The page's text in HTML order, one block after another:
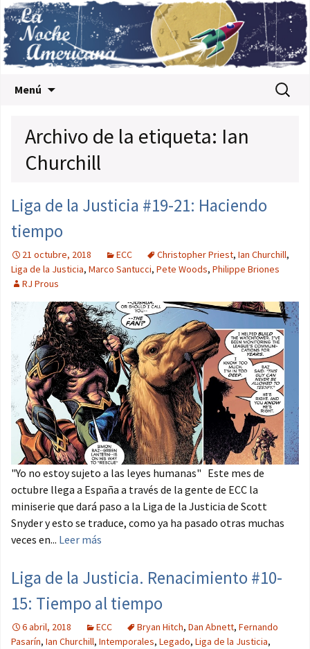
Menú Buscar:
Archivo de la etiqueta: Ian
Churchill
Liga de la Justicia #19-21: Haciendo
tiempo
21 octubre, 2018 ECC Christopher Priest, Ian Churchill,
Liga de la Justicia, Marco Santucci, Pete Woods, Philippe Briones
RJ Prous
"Yo no estoy sujeto a las leyes humanas" Este mes de
octubre llega a España a través de la gente de ECC la
miniserie que dará paso a la Liga de la Justicia de Scott
Snyder y esto se traduce, como ya ha pasado otras muchas
veces en... Leer más
Liga de la Justicia. Renacimiento #10-
15: Tiempo al tiempo
6 abril, 2018 ECC Bryan Hitch, Dan Abnett, Fernando
Pasarín, Ian Churchill, Intemporales, Legado, Liga de la Justicia,